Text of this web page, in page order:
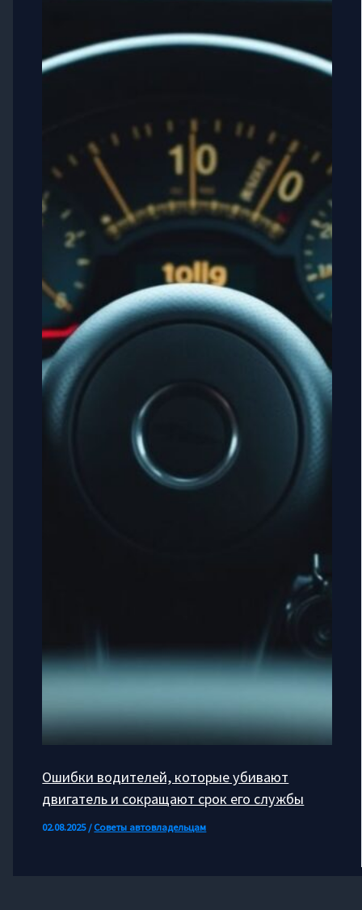
Ошибки водителей, которые убивают
двигатель и сокращают срок его службы
02.08.2025/Советы автовладельцам